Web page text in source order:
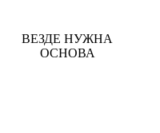
ВЕЗДЕ НУЖНА
ОСНОВА